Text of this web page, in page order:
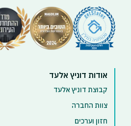
אודות דוניץ אלעד
קבוצת דוניץ אלעד
צוות החברה
חזון וערכים